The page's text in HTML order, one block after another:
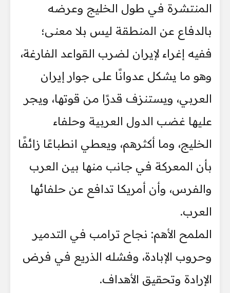
المنتشرة في طول الخليج وعرضه
بالدفاع عن المنطقة ليس بلا معنى؛
ففيه إغراء لإيران لضرب القواعد الفارغة،
وهو ما يشكل عدوانًا على جوار إيران
العربي، ويستنزف قدرًا من قوتها، ويجر
عليها غضب الدول العربية وحلفاء
الخليج، وما أكثرهم، ويعطي انطباعًا زائفًا
بأن المعركة في جانب منها بين العرب
والفرس، وأن أمريكا تدافع عن حلفائها
العرب.
الملمح الأهم: نجاح ترامب في التدمير
وحروب الإبادة، وفشله الذريع في فرض
الإرادة وتحقيق الأهداف.